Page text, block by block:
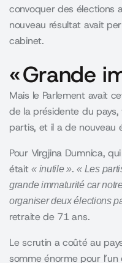
convoquer des élections
nouveau résultat avait
cabinet.
« Grande
Mais le Parlement avait
de la présidente du
partis, et il a de nouveau
Pour Virgjina Dumnica,
était« inutile ».« Les
grande immaturité car
organiser deux élections
retraite de 71 ans.
Le scrutin a coûté au
somme énorme pour